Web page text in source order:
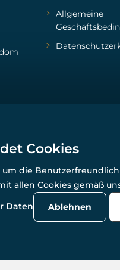
Allgemeine
© Alle Rechte vorbehalten.
Powered by
Simplia.cz ,
Cookies
die
allen Cookies gemäß
Daten Ablehnen